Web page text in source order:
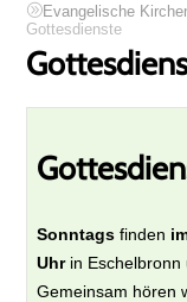
Evangelische
Gottesdienste
Sonntags finden
Uhrin Eschelbronn
Gemeinsam hören